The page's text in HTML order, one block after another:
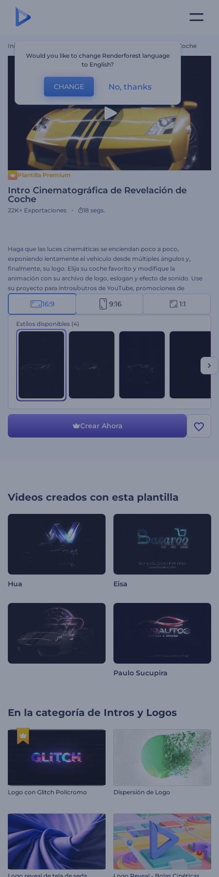
Inicio Intro Cinematográfica De Revelación De Coche
Plantilla Premium
Intro Cinematográfica de Revelación de
Coche
22K+ Exportaciones 18 segs.
Haga que las luces cinemáticas se enciendan poco a poco,
exponiendo lentamente el vehículo desde múltiples ángulos y,
finalmente, su logo. Elija su coche favorito y modifique la
animación con su archivo de logo, eslogan y efecto de sonido. Use
su proyecto para intros/outros de YouTube, promociones de
videojuegos, blogs de coches, anuncios publicitarios y mucho más.
¡Obtenga su animación impecable ahora!
16:9 9:16 1:1
Estilos disponibles (4)
Crear Ahora
Videos creados con esta plantilla
Hua Eisa
Paulo Sucupira
En la categoría de Intros y Logos
Logo con Glitch Polícromo Dispersión de Logo
Would you like to change Renderforest language
to English?
CHANGE No, thanks